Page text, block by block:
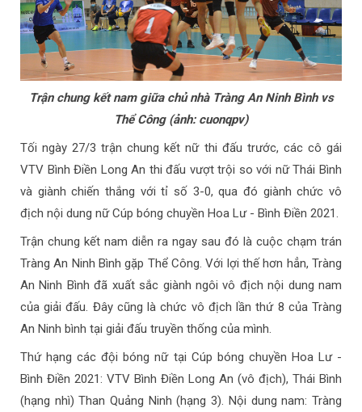
Trận chung kết nam giữa chủ nhà Tràng An Ninh Bình vs
Thể Công (ảnh: cuonqpv)
Tối ngày 27/3 trận chung kết nữ thi đấu trước, các cô gái
VTV Bình Điền Long An thi đấu vượt trội so với nữ Thái Bình
và giành chiến thắng với tỉ số 3-0, qua đó giành chức vô
địch nội dung nữ Cúp bóng chuyền Hoa Lư - Bình Điền 2021.
Trận chung kết nam diễn ra ngay sau đó là cuộc chạm trán
Tràng An Ninh Bình gặp Thể Công. Với lợi thế hơn hẳn, Tràng
An Ninh Bình đã xuất sắc giành ngôi vô địch nội dung nam
của giải đấu. Đây cũng là chức vô địch lần thứ 8 của Tràng
An Ninh bình tại giải đấu truyền thống của mình.
Thứ hạng các đội bóng nữ tại Cúp bóng chuyền Hoa Lư -
Bình Điền 2021: VTV Bình Điền Long An (vô địch), Thái Bình
(hạng nhì) Than Quảng Ninh (hạng 3). Nội dung nam: Tràng